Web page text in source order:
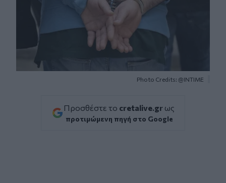
Photo Credits: @INTIME
Προσθέστε το cretalive.gr ως
προτιμώμενη πηγή στο Google